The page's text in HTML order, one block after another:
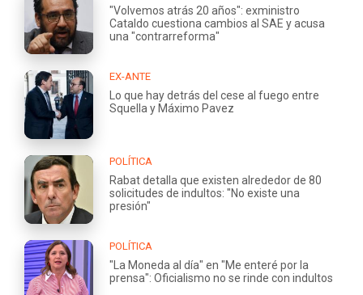
"Volvemos atrás 20 años": exministro
Cataldo cuestiona cambios al SAE y acusa
una "contrarreforma"
EX-ANTE
Lo que hay detrás del cese al fuego entre
Squella y Máximo Pavez
POLÍTICA
Rabat detalla que existen alrededor de 80
solicitudes de indultos: "No existe una
presión"
POLÍTICA
"La Moneda al día" en "Me enteré por la
prensa": Oficialismo no se rinde con indultos